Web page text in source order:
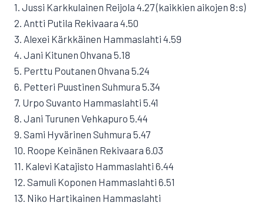
1. Jussi Karkkulainen Reijola 4.27 (kaikkien aikojen 8:s)
2. Antti Putila Rekivaara 4.50
3. Alexei Kärkkäinen Hammaslahti 4.59
4. Jani Kitunen Ohvana 5.18
5. Perttu Poutanen Ohvana 5.24
6. Petteri Puustinen Suhmura 5.34
7. Urpo Suvanto Hammaslahti 5.41
8. Jani Turunen Vehkapuro 5.44
9. Sami Hyvärinen Suhmura 5.47
10. Roope Keinänen Rekivaara 6.03
11. Kalevi Katajisto Hammaslahti 6.44
12. Samuli Koponen Hammaslahti 6.51
13. Niko Hartikainen Hammaslahti